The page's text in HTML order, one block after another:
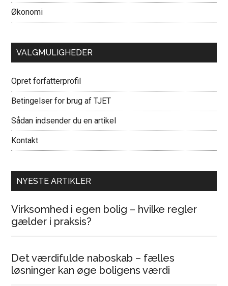
Økonomi
VALGMULIGHEDER
Opret forfatterprofil
Betingelser for brug af TJET
Sådan indsender du en artikel
Kontakt
NYESTE ARTIKLER
Virksomhed i egen bolig – hvilke regler
gælder i praksis?
Det værdifulde naboskab – fælles
løsninger kan øge boligens værdi